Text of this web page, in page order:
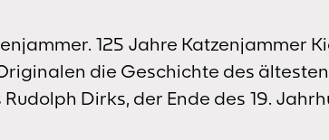
125 Jahre Katzenjammer
die Geschichte des
Dirks, der Ende des 19.